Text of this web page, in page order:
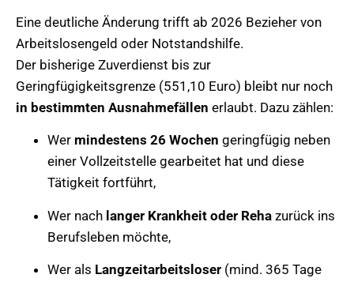
Eine deutliche Änderung trifft ab 2026 Bezieher von
Arbeitslosengeld oder Notstandshilfe.
Der bisherige Zuverdienst bis zur
Geringfügigkeitsgrenze (551,10 Euro) bleibt nur noch
in bestimmten Ausnahmefällen erlaubt. Dazu zählen:
Wer mindestens 26 Wochen geringfügig neben
einer Vollzeitstelle gearbeitet hat und diese
Tätigkeit fortführt,
Wer nach langer Krankheit oder Reha zurück ins
Berufsleben möchte,
Wer als Langzeitarbeitsloser (mind. 365 Tage